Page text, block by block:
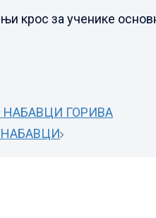
крос за ученике
НАБАВЦИ ГОРИВА